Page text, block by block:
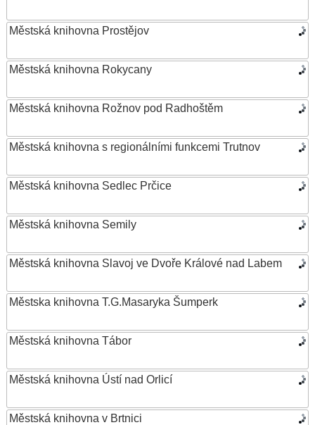
Městská knihovna Prostějov
Městská knihovna Rokycany
Městská knihovna Rožnov pod Radhoštěm
Městská knihovna s regionálními funkcemi Trutnov
Městská knihovna Sedlec Prčice
Městská knihovna Semily
Městská knihovna Slavoj ve Dvoře Králové nad Labem
Městska knihovna T.G.Masaryka Šumperk
Městská knihovna Tábor
Městská knihovna Ústí nad Orlicí
Městská knihovna v Brtnici